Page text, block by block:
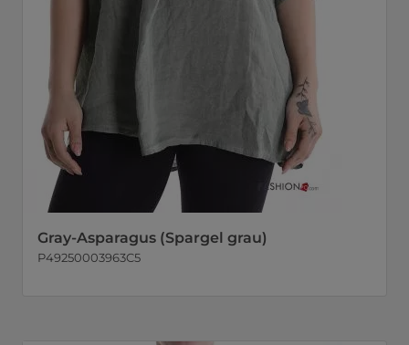
Gray-Asparagus (Spargel grau)
P49250003963C5